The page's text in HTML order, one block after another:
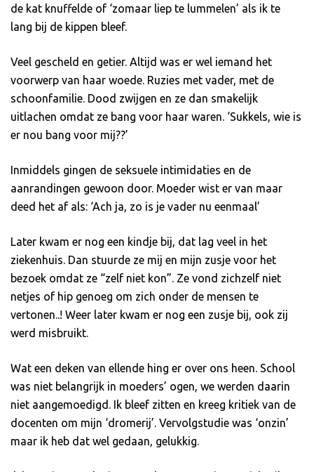
de kat knuffelde of ‘zomaar liep te lummelen’ als ik te
lang bij de kippen bleef.
Veel gescheld en getier. Altijd was er wel iemand het
voorwerp van haar woede. Ruzies met vader, met de
schoonfamilie. Dood zwijgen en ze dan smakelijk
uitlachen omdat ze bang voor haar waren. ‘Sukkels, wie is
er nou bang voor mij??’
Inmiddels gingen de seksuele intimidaties en de
aanrandingen gewoon door. Moeder wist er van maar
deed het af als: ‘Ach ja, zo is je vader nu eenmaal’
Later kwam er nog een kindje bij, dat lag veel in het
ziekenhuis. Dan stuurde ze mij en mijn zusje voor het
bezoek omdat ze “zelf niet kon”. Ze vond zichzelf niet
netjes of hip genoeg om zich onder de mensen te
vertonen..! Weer later kwam er nog een zusje bij, ook zij
werd misbruikt.
Wat een deken van ellende hing er over ons heen. School
was niet belangrijk in moeders’ ogen, we werden daarin
niet aangemoedigd. Ik bleef zitten en kreeg kritiek van de
docenten om mijn ‘dromerij’. Vervolgstudie was ‘onzin’
maar ik heb dat wel gedaan, gelukkig.